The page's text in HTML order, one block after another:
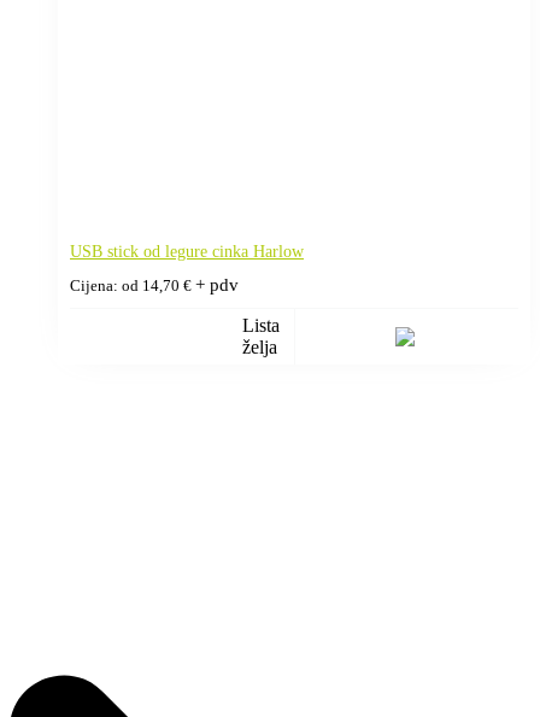
USB stick od legure cinka Harlow
Cijena: od 14,70 € + pdv
Lista
želja